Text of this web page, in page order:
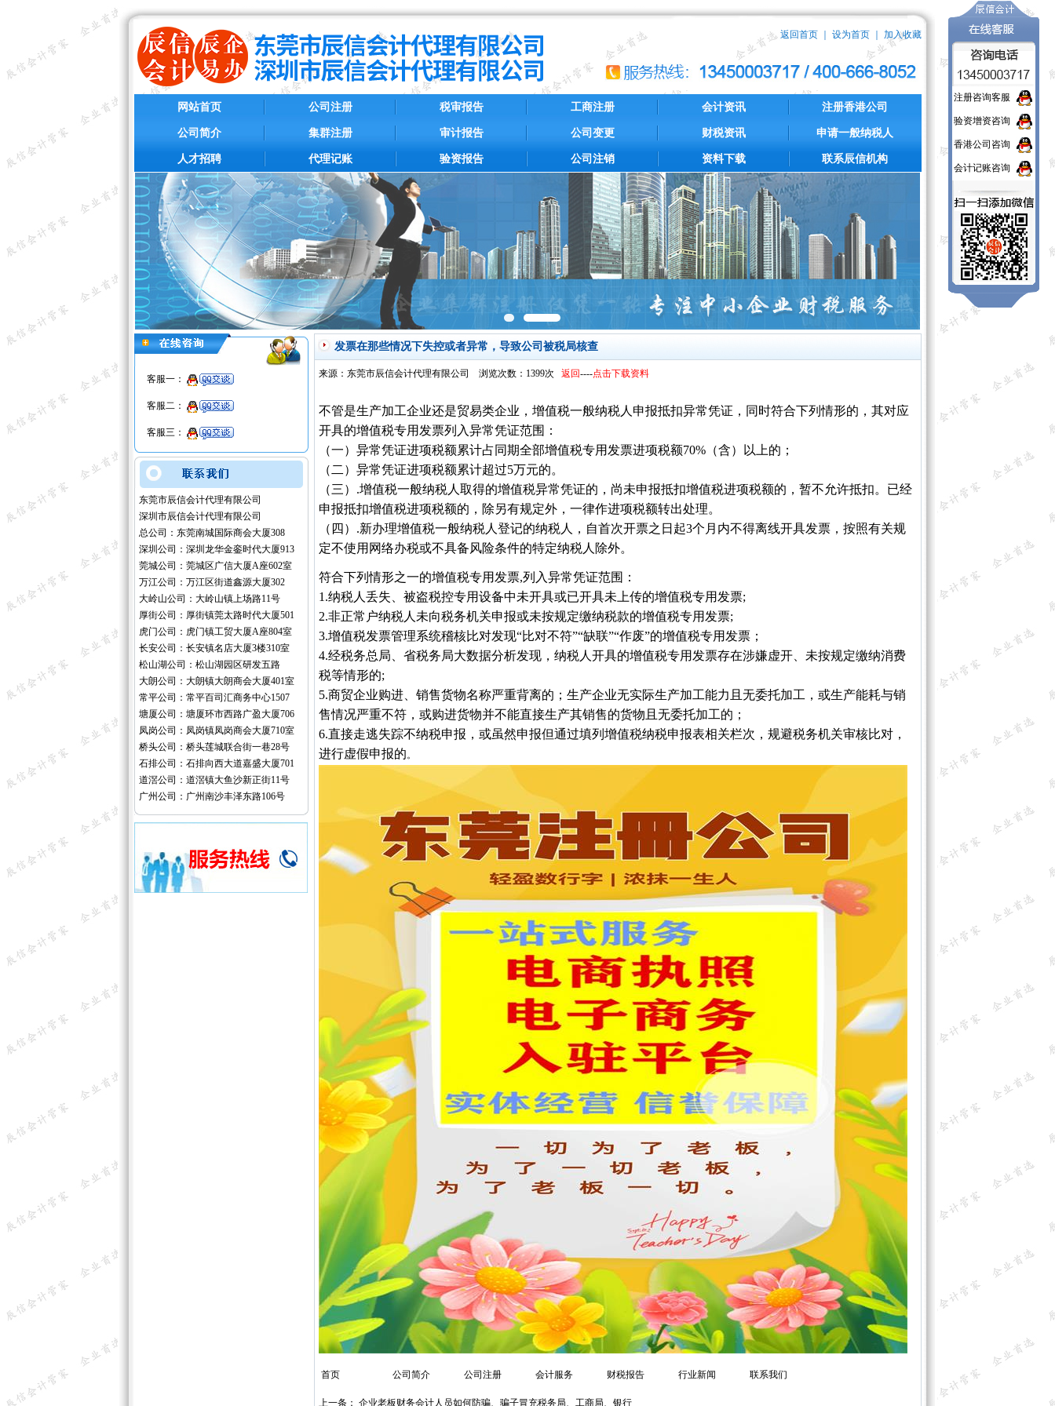
返回首页｜ 设为首页｜ 加入收藏
网站首页
公司简介
人才招聘
公司注册
集群注册
代理记账
税审报告
审计报告
验资报告
工商注册
公司变更
公司注销
会计资讯
财税资讯
资料下载
注册香港公司
申请一般纳税人
联系辰信机构
客服一：
客服二：
客服三：
东莞市辰信会计代理有限公司
深圳市辰信会计代理有限公司
总公司：东莞南城国际商会大厦308
深圳公司：深圳龙华金銮时代大厦913
莞城公司：莞城区广信大厦A座602室
万江公司：万江区街道鑫源大厦302
大岭山公司：大岭山镇上场路11号
厚街公司：厚街镇莞太路时代大厦501
虎门公司：虎门镇工贸大厦A座804室
长安公司：长安镇名店大厦3楼310室
松山湖公司：松山湖园区研发五路
大朗公司：大朗镇大朗商会大厦401室
常平公司：常平百司汇商务中心1507
塘厦公司：塘厦环市西路广盈大厦706
凤岗公司：凤岗镇凤岗商会大厦710室
桥头公司：桥头莲城联合街一巷28号
石排公司：石排向西大道嘉盛大厦701
道滘公司：道滘镇大鱼沙新正街11号
广州公司：广州南沙丰泽东路106号
发票在那些情况下失控或者异常，导致公司被税局核查
来源：东莞市辰信会计代理有限公司 浏览次数：1399次 返回----点击下载资料
不管是生产加工企业还是贸易类企业，增值税一般纳税人申报抵扣异常凭证，同时符合下列情形的，其对应
开具的增值税专用发票列入异常凭证范围：
（一）异常凭证进项税额累计占同期全部增值税专用发票进项税额70%（含）以上的；
（二）异常凭证进项税额累计超过5万元的。
（三）.增值税一般纳税人取得的增值税异常凭证的，尚未申报抵扣增值税进项税额的，暂不允许抵扣。已经
申报抵扣增值税进项税额的，除另有规定外，一律作进项税额转出处理。
（四）.新办理增值税一般纳税人登记的纳税人，自首次开票之日起3个月内不得离线开具发票，按照有关规
定不使用网络办税或不具备风险条件的特定纳税人除外。
符合下列情形之一的增值税专用发票,列入异常凭证范围：
1.纳税人丢失、被盗税控专用设备中未开具或已开具未上传的增值税专用发票;
2.非正常户纳税人未向税务机关申报或未按规定缴纳税款的增值税专用发票;
3.增值税发票管理系统稽核比对发现“比对不符”“缺联”“作废”的增值税专用发票；
4.经税务总局、省税务局大数据分析发现，纳税人开具的增值税专用发票存在涉嫌虚开、未按规定缴纳消费
税等情形的;
5.商贸企业购进、销售货物名称严重背离的；生产企业无实际生产加工能力且无委托加工，或生产能耗与销
售情况严重不符，或购进货物并不能直接生产其销售的货物且无委托加工的；
6.直接走逃失踪不纳税申报，或虽然申报但通过填列增值税纳税申报表相关栏次，规避税务机关审核比对，
进行虚假申报的。
首页 公司简介 公司注册 会计服务 财税报告 行业新闻 联系我们
上一条： 企业老板财务会计人员如何防骗、骗子冒充税务局、工商局、银行
注册咨询客服
验资增资咨询
香港公司咨询
会计记账咨询